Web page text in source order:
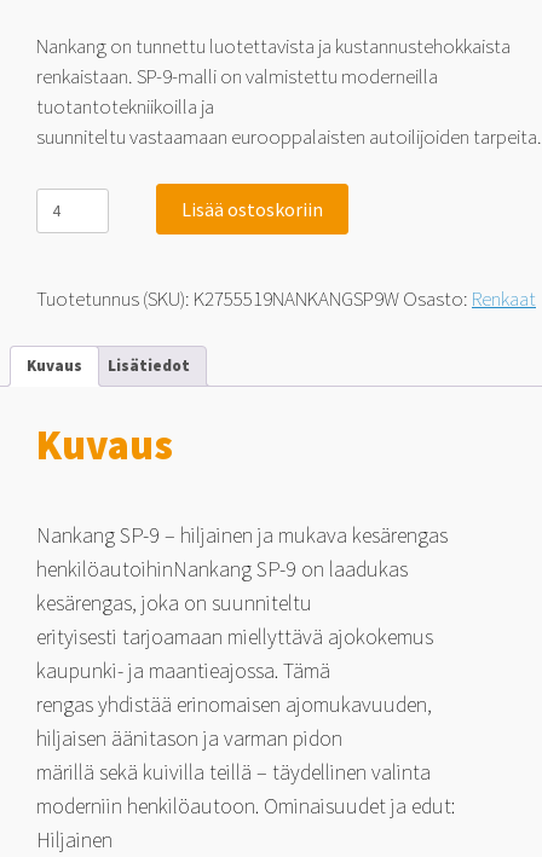
Nankang on tunnettu luotettavista ja kustannustehokkaista
renkaistaan. SP-9-malli on valmistettu moderneilla
tuotantotekniikoilla ja
suunniteltu vastaamaan eurooppalaisten autoilijoiden tarpeita.
Nankang
SP-
9
W
111
Lisää ostoskoriin
Tuotetunnus (SKU): K2755519NANKANGSP9WOsasto: Renkaat
Kuvaus Lisätiedot
Kuvaus
Nankang SP-9 – hiljainen ja mukava kesärengas
henkilöautoihinNankang SP-9 on laadukas
kesärengas, joka on suunniteltu
erityisesti tarjoamaan miellyttävä ajokokemus
kaupunki- ja maantieajossa. Tämä
rengas yhdistää erinomaisen ajomukavuuden,
hiljaisen äänitason ja varman pidon
märillä sekä kuivilla teillä – täydellinen valinta
moderniin henkilöautoon. Ominaisuudet ja edut:
Hiljainen